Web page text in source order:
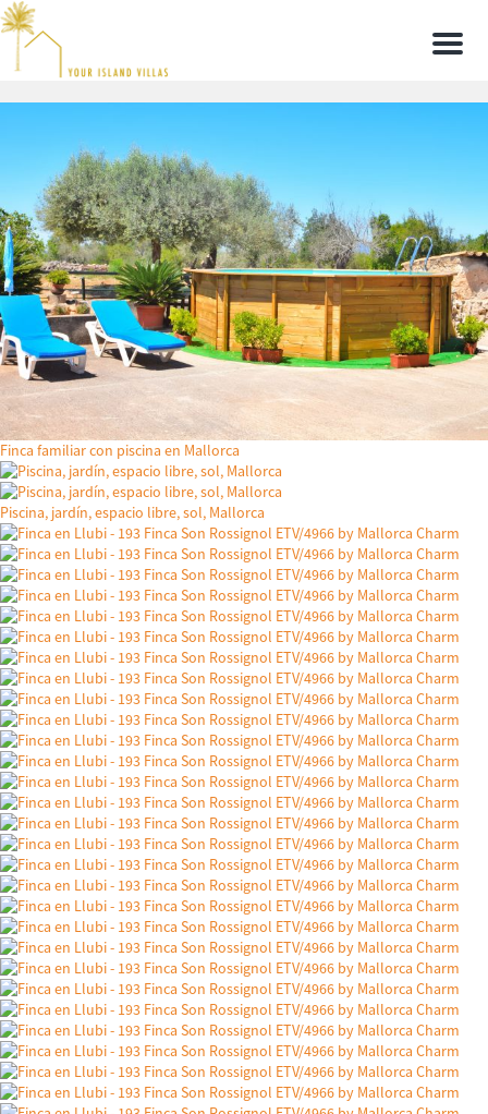
Menu
Finca familiar con piscina en Mallorca
Piscina, jardín, espacio libre, sol, Mallorca